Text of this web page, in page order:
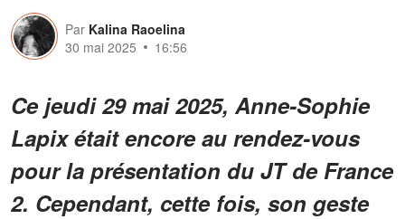
Par Kalina Raoelina
30 mai 2025
16:56
Ce jeudi 29 mai 2025, Anne-Sophie
Lapix était encore au rendez-vous
pour la présentation du JT de France
2. Cependant, cette fois, son geste